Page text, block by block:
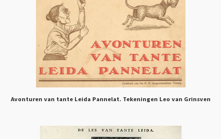
Avonturen van tante Leida Pannelat. Tekeningen Leo van Grinsven